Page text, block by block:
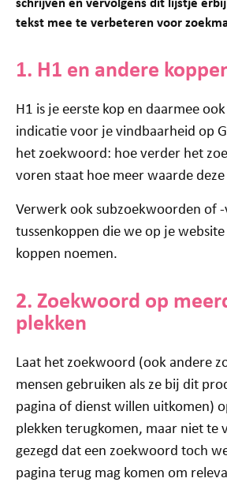
schrijven en vervolgens dit lijstje
tekst mee te verbeteren voor
1. H1 en andere
H1 is je eerste kop en daarmee
indicatie voor je vindbaarheid op
het zoekwoord: hoe verder het
voren staat hoe meer waarde
Verwerk ook subzoekwoorden of
tussenkoppen die we op je
koppen noemen.
2. Zoekwoord op
plekken
Laat het zoekwoord (ook andere
mensen gebruiken als ze bij dit
pagina of dienst willen uitkomen)
plekken terugkomen, maar niet te
gezegd dat een zoekwoord toch
pagina terug mag komen om